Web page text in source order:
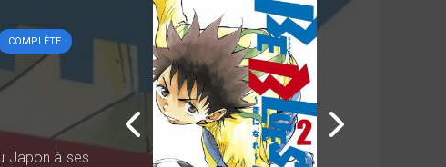
COMPLÈTE
Japon à ses